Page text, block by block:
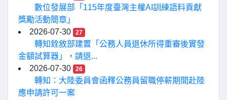
數位發展部「115年度臺灣主權AI訓練語料貢獻
獎勵活動簡章」
2026-07-30
27
轉知銓敘部建置「公務人員退休所得重審後實發
金額試算器」，請退...
2026-07-30
26
轉知：大陸委員會函釋公務員留職停薪期間赴陸
應申請許可一案